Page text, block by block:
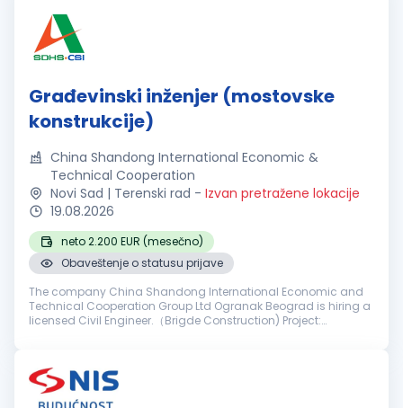
Građevinski inženjer (mostovske
konstrukcije)
China Shandong International Economic &
Technical Cooperation
Novi Sad | Terenski rad - Izvan pretražene lokacije
19.08.2026
neto 2.200 EUR (mesečno)
Obaveštenje o statusu prijave
The company China Shandong International Economic and
Technical Cooperation Group Ltd Ogranak Beograd is hiring a
licensed Civil Engineer.（Brigde Construction) Project: